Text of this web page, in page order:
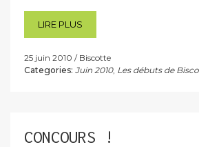
LIRE PLUS
25 juin 2010
Biscotte
Categories: Juin 2010, Les débuts de
CONCOURS !